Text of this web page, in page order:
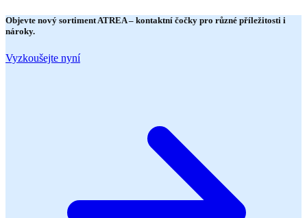
Objevte nový sortimentATREA– kontaktní čočky pro různé příležitosti i
nároky.
Vyzkoušejte nyní